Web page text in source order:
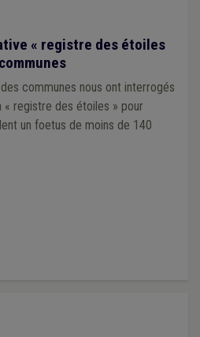
« registre des étoiles
communes nous ont interrogés
« registre des étoiles » pour
un foetus de moins de 140